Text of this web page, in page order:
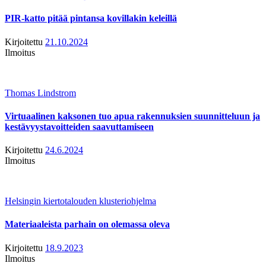
PIR-katto pitää pintansa kovillakin keleillä
Kirjoitettu 21.10.2024
Ilmoitus
Thomas Lindstrom
Virtuaalinen kaksonen tuo apua rakennuksien suunnitteluun ja
kestävyystavoitteiden saavuttamiseen
Kirjoitettu 24.6.2024
Ilmoitus
Helsingin kiertotalouden klusteriohjelma
Materiaaleista parhain on olemassa oleva
Kirjoitettu 18.9.2023
Ilmoitus